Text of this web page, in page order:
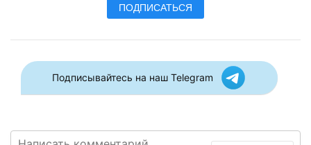
ПОДПИСАТЬСЯ
Подписывайтесь на наш Telegram